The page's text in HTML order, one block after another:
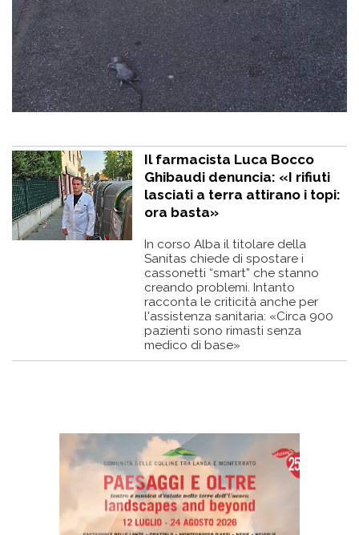
Il farmacista Luca Bocco
Ghibaudi denuncia: «I rifiuti
lasciati a terra attirano i topi:
ora basta»
In corso Alba il titolare della
Sanitas chiede di spostare i
cassonetti “smart” che stanno
creando problemi. Intanto
racconta le criticità anche per
l'assistenza sanitaria: «Circa 900
pazienti sono rimasti senza
medico di base»